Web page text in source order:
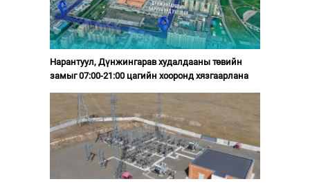
Нарантуул, Дүнжингарав худалдааны төвийн
замыг 07:00-21:00 цагийн хооронд хязгаарлана